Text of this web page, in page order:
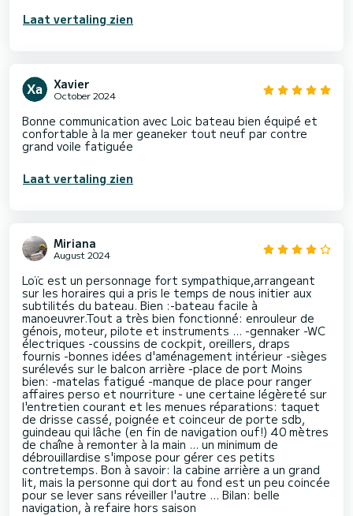
Laat vertaling zien
Xavier
October 2024
Bonne communication avec Loic bateau bien équipé et
confortable à la mer geaneker tout neuf par contre
grand voile fatiguée
Laat vertaling zien
Miriana
August 2024
Loïc est un personnage fort sympathique,arrangeant
sur les horaires qui a pris le temps de nous initier aux
subtilités du bateau. Bien :-bateau facile à
manoeuvrer.Tout a très bien fonctionné: enrouleur de
génois, moteur, pilote et instruments ... -gennaker -WC
électriques -coussins de cockpit, oreillers, draps
fournis -bonnes idées d'aménagement intérieur -sièges
surélevés sur le balcon arrière -place de port Moins
bien: -matelas fatigué -manque de place pour ranger
affaires perso et nourriture - une certaine légèreté sur
l'entretien courant et les menues réparations: taquet
de drisse cassé, poignée et coinceur de porte sdb,
guindeau qui lâche (en fin de navigation ouf!) 40 mètres
de chaîne à remonter à la main ... un minimum de
débrouillardise s'impose pour gérer ces petits
contretemps. Bon à savoir: la cabine arrière a un grand
lit, mais la personne qui dort au fond est un peu coincée
pour se lever sans réveiller l'autre ... Bilan: belle
navigation, à refaire hors saison